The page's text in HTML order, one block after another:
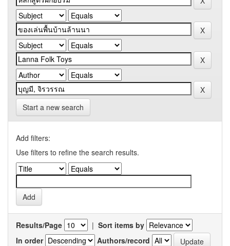
Start a new search
Add filters:
Use filters to refine the search results.
Results/Page | Sort items by
In order
Authors/record